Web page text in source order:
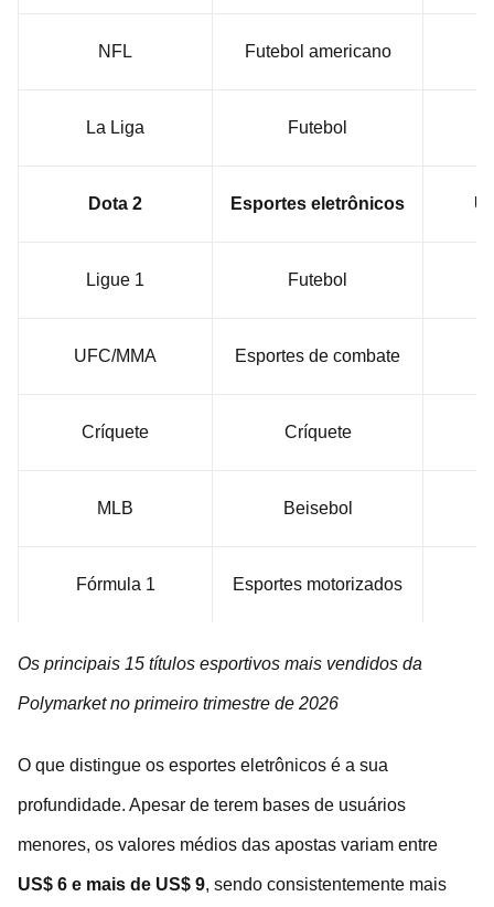
NFL Futebol americano
La Liga Futebol
Dota 2 Esportes eletrônicos
Ligue 1 Futebol
UFC/MMA Esportes de combate
Críquete Críquete
MLB Beisebol
Fórmula 1 Esportes motorizados
Os principais 15 títulos esportivos mais vendidos da
Polymarket no primeiro trimestre de 2026
O que distingue os esportes eletrônicos é a sua
profundidade. Apesar de terem bases de usuários
menores, os valores médios das apostas variam entre
US$ 6 e mais de US$ 9, sendo consistentemente mais